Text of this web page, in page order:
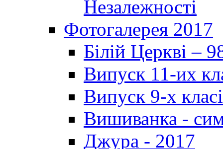
Незалежності
Фотогалерея 2017
Білій Церкві –
Випуск 11-их
Випуск 9-х
Вишиванка -
Джура - 2017